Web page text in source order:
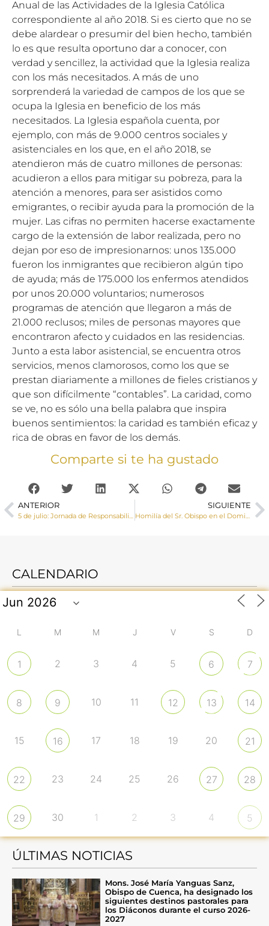
Anual de las Actividades de la Iglesia Católica
correspondiente al año 2018. Si es cierto que no se
debe alardear o presumir del bien hecho, también
lo es que resulta oportuno dar a conocer, con
verdad y sencillez, la actividad que la Iglesia realiza
con los más necesitados. A más de uno
sorprenderá la variedad de campos de los que se
ocupa la Iglesia en beneficio de los más
necesitados. La Iglesia española cuenta, por
ejemplo, con más de 9.000 centros sociales y
asistenciales en los que, en el año 2018, se
atendieron más de cuatro millones de personas:
acudieron a ellos para mitigar su pobreza, para la
atención a menores, para ser asistidos como
emigrantes, o recibir ayuda para la promoción de la
mujer. Las cifras no permiten hacerse exactamente
cargo de la extensión de labor realizada, pero no
dejan por eso de impresionarnos: unos 135.000
fueron los inmigrantes que recibieron algún tipo
de ayuda; más de 175.000 los enfermos atendidos
por unos 20.000 voluntarios; numerosos
programas de atención que llegaron a más de
21.000 reclusos; miles de personas mayores que
encontraron afecto y cuidados en las residencias.
Junto a esta labor asistencial, se encuentra otros
servicios, menos clamorosos, como los que se
prestan diariamente a millones de fieles cristianos y
que son difícilmente “contables”. La caridad, como
se ve, no es sólo una bella palabra que inspira
buenos sentimientos: la caridad es también eficaz y
rica de obras en favor de los demás.
Comparte si te ha gustado
ANTERIOR SIGUIENTE
CALENDARIO
L M M J V S D
1 2 3 4 5 6 7
8 9 10 11 12 13 14
15 16 17 18 19 20 21
22 23 24 25 26 27 28
29 30 1 2 3 4 5
ÚLTIMAS NOTICIAS
Mons. José María Yanguas Sanz,
Obispo de Cuenca, ha designado los
siguientes destinos pastorales para
los Diáconos durante el curso 2026-
2027